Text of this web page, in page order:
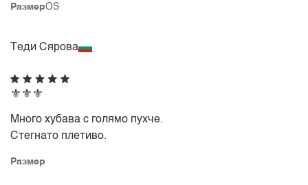
РазмерOS
Теди Сярова
Размер
⚜️⚜️⚜️
Много хубава с голямо пухче.
Стегнато плетиво.